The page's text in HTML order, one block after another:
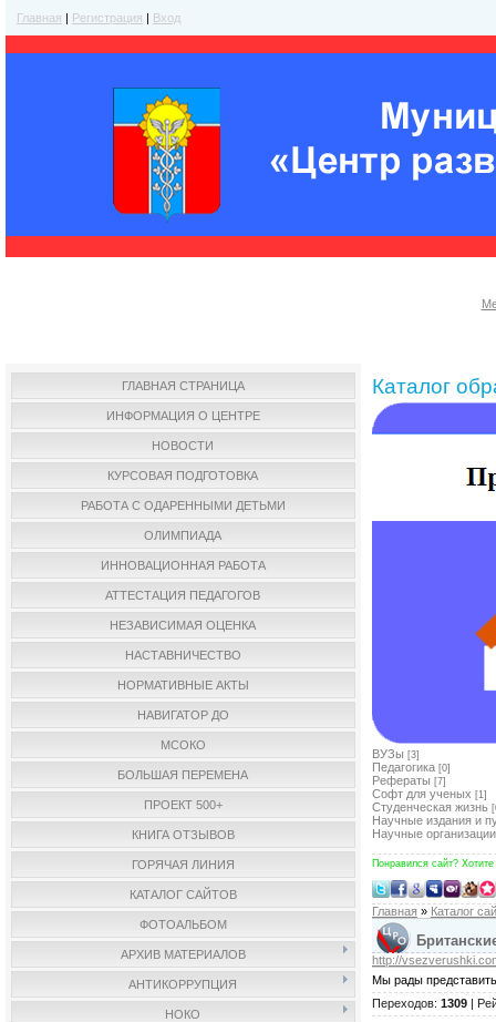
Главная | Регистрация | Вход
ГЛАВНАЯ СТРАНИЦА
ИНФОРМАЦИЯ О ЦЕНТРЕ
НОВОСТИ
КУРСОВАЯ ПОДГОТОВКА
РАБОТА С ОДАРЕННЫМИ ДЕТЬМИ
ОЛИМПИАДА
ИННОВАЦИОННАЯ РАБОТА
АТТЕСТАЦИЯ ПЕДАГОГОВ
НЕЗАВИСИМАЯ ОЦЕНКА
НАСТАВНИЧЕСТВО
НОРМАТИВНЫЕ АКТЫ
НАВИГАТОР ДО
МСОКО
БОЛЬШАЯ ПЕРЕМЕНА
ПРОЕКТ 500+
КНИГА ОТЗЫВОВ
ГОРЯЧАЯ ЛИНИЯ
КАТАЛОГ САЙТОВ
ФОТОАЛЬБОМ
АРХИВ МАТЕРИАЛОВ
АНТИКОРРУПЦИЯ
НОКО
Каталог
ВУЗы [3]
Педагогика [0]
Рефераты [7]
Софт для ученых [1]
Студенческая жизнь
Научные издания и
Научные организации
Понравился сайт?
Главная » Каталог
http://
Мы рады
Переходов: 1309|